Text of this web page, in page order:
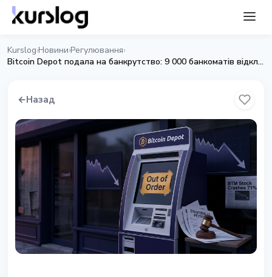
Kurslog›Новини›Регулювання›
Bitcoin Depot подала на банкрутство: 9 000 банкоматів відключено, акції впали на 71%
←Назад